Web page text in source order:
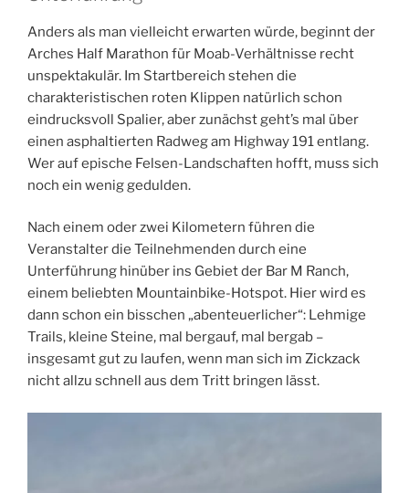
Anders als man vielleicht erwarten würde, beginnt der
Arches Half Marathon für Moab-Verhältnisse recht
unspektakulär. Im Startbereich stehen die
charakteristischen roten Klippen natürlich schon
eindrucksvoll Spalier, aber zunächst geht’s mal über
einen asphaltierten Radweg am Highway 191 entlang.
Wer auf epische Felsen-Landschaften hofft, muss sich
noch ein wenig gedulden.
Nach einem oder zwei Kilometern führen die
Veranstalter die Teilnehmenden durch eine
Unterführung hinüber ins Gebiet der Bar M Ranch,
einem beliebten Mountainbike-Hotspot. Hier wird es
dann schon ein bisschen „abenteuerlicher“: Lehmige
Trails, kleine Steine, mal bergauf, mal bergab –
insgesamt gut zu laufen, wenn man sich im Zickzack
nicht allzu schnell aus dem Tritt bringen lässt.